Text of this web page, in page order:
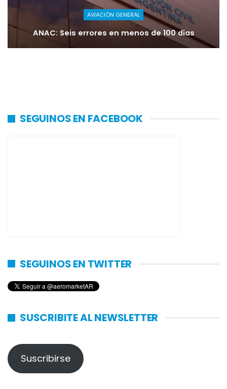
AVIACIÓN GENERAL
ANAC: Seis errores en menos de 100 días
SEGUINOS EN FACEBOOK
SEGUINOS EN TWITTER
SUSCRIBITE AL NEWSLETTER
Suscribirse